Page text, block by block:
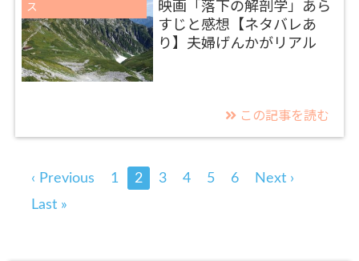
ス
映画「落下の解剖学」あら
すじと感想【ネタバレあ
り】夫婦げんかがリアル
この記事を読む
‹ Previous 1 2 3 4 5 6
Next ›
Last »